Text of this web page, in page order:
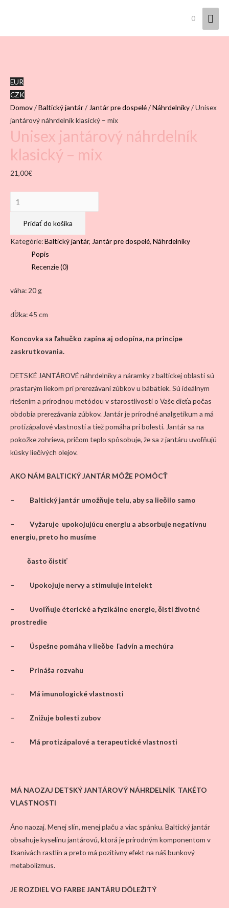
0
EUR
CZK
Domov/Baltický jantár/ Jantár pre dospelé/Náhrdelníky/ Unisex
jantárový náhrdelník klasický – mix
Unisex jantárový náhrdelník
klasický – mix
21,00€
množstvo
Unisex
jantárový
náhrdelník
Pridať do košíka
Kategórie:Baltický jantár, Jantár pre dospelé, Náhrdelníky
Popis
Recenzie (0)
váha: 20 g
dĺžka: 45 cm
Koncovka sa ľahučko zapína aj odopína, na princípe
zaskrutkovania.
DETSKÉ JANTÁROVÉ náhrdelníky a náramky z baltickej oblasti sú
prastarým liekom pri prerezávaní zúbkov u bábätiek. Sú ideálnym
riešením a prírodnou metódou v starostlivosti o Vaše dieťa počas
obdobia prerezávania zúbkov. Jantár je prírodné analgetikum a má
protizápalové vlastnosti a tiež pomáha pri bolesti. Jantár sa na
pokožke zohrieva, pričom teplo spôsobuje, že sa z jantáru uvoľňujú
kúsky liečivých olejov.
AKO NÁM BALTICKÝ JANTÁR MÔŽE POMÔCŤ
– Baltický jantár umožňuje telu, aby sa liečilo samo
– Vyžaruje upokojujúcu energiu a absorbuje negatívnu
energiu, preto ho musíme
často čistiť
– Upokojuje nervy a stimuluje intelekt
– Uvoľňuje éterické a fyzikálne energie, čistí životné
prostredie
– Úspešne pomáha v liečbe ľadvín a mechúra
– Prináša rozvahu
– Má imunologické vlastnosti
– Znižuje bolesti zubov
– Má protizápalové a terapeutické vlastnosti
MÁ NAOZAJ DETSKÝ JANTÁROVÝ NÁHRDELNÍK TAKÉTO
VLASTNOSTI
Áno naozaj. Menej slín, menej plaču a viac spánku. Baltický jantár
obsahuje kyselinu jantárovú, ktorá je prírodným komponentom v
tkanivách rastlín a preto má pozitívny efekt na náš bunkový
metabolizmus.
JE ROZDIEL VO FARBE JANTÁRU DÔLEŽITÝ